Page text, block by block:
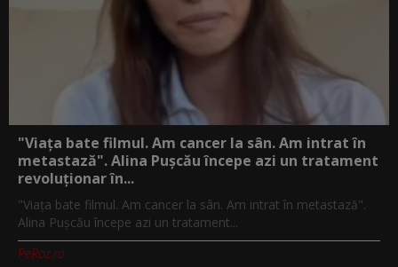
"Viața bate filmul. Am cancer la sân. Am intrat în
metastază". Alina Pușcău începe azi un tratament
revoluționar în...
"Viața bate filmul. Am cancer la sân. Am intrat în metastază".
Alina Pușcău începe azi un tratament...
PeRoz.ro